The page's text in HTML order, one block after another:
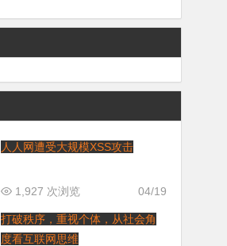
人人网遭受大规模XSS攻击
04/19
1,927 次浏览
打破秩序，重视个体，从社会角
度看互联网思维